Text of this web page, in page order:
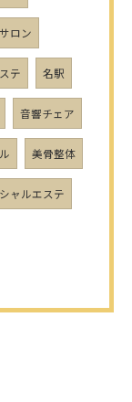
ロン
テ 名駅
音響チェア
美骨整体
ャルエステ